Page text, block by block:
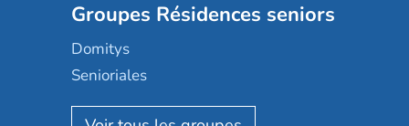
Groupes Résidences seniors
Domitys
Senioriales
Nohée